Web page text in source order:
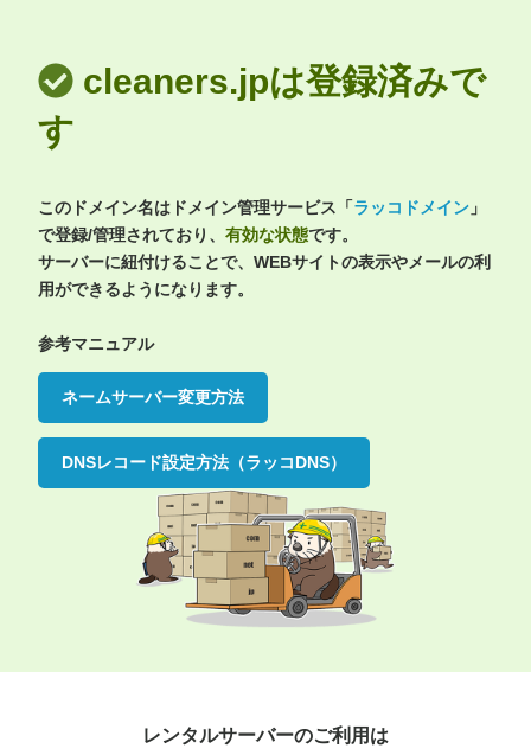
cleaners.jpは登録済みで
す
このドメイン名はドメイン管理サービス「ラッコドメイン 」
で登録/管理されており、 有効な状態です。
サーバーに紐付けることで、WEBサイトの表示やメールの利
用ができるようになります。
参考マニュアル
ネームサーバー変更方法
DNSレコード設定方法（ラッコDNS）
レンタルサーバーのご利用は